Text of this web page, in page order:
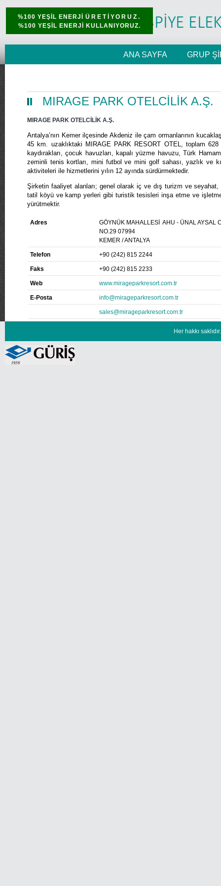
%100 YEŞİL ENERJİÜRETİYORUZ.
%100 YEŞİL ENERJİ KULLANIYORUZ.
ANA SAYFA GRUP
MIRAGE PARK OTELCİLİK A.Ş.
MIRAGE PARK OTELCİLİK A.Ş.
Antalya’nın Kemer ilçesinde Akdeniz ile çam ormanlarının
45 km. uzaklıktaki MIRAGE PARK RESORT OTEL, toplam
kaydırakları, çocuk havuzları, kapalı yüzme havuzu, Türk
zeminli tenis kortları, mini futbol ve mini golf sahası, yazlık ve
aktiviteleri ile hizmetlerini yılın 12 ayında sürdürmektedir.
Şirketin faaliyet alanları; genel olarak iç ve dış turizm ve
tatil köyü ve kamp yerleri gibi turistik tesisleri inşa etme ve
yürütmektir.
Adres
GÖYNÜK MAHALLESİ AHU - ÜNAL AYSAL
NO.29 07994
KEMER / ANTALYA
Telefon +90 (242) 815 2244
Faks +90 (242) 815 2233
Web www.mirageparkresort.com.tr
E-Posta info@mirageparkresort.com.tr
sales@mirageparkresort.com.tr
Her hakkı